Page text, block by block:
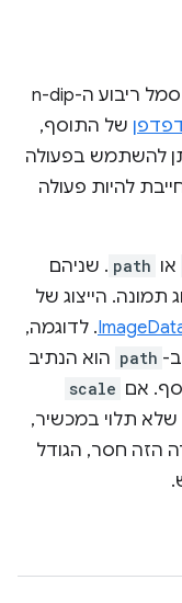
פעולת אירוע הצהרתית שמגדירה את סמל ריבוע ה-n-dip
של התוסף,
להשתמש בפעולה
להיות פעולה
או path . שניהם
תמונה. הייצוג של
. לדוגמה,
ב- path הוא הנתיב
אם scale
תלוי במכשיר,
הזה חסר, הגודל